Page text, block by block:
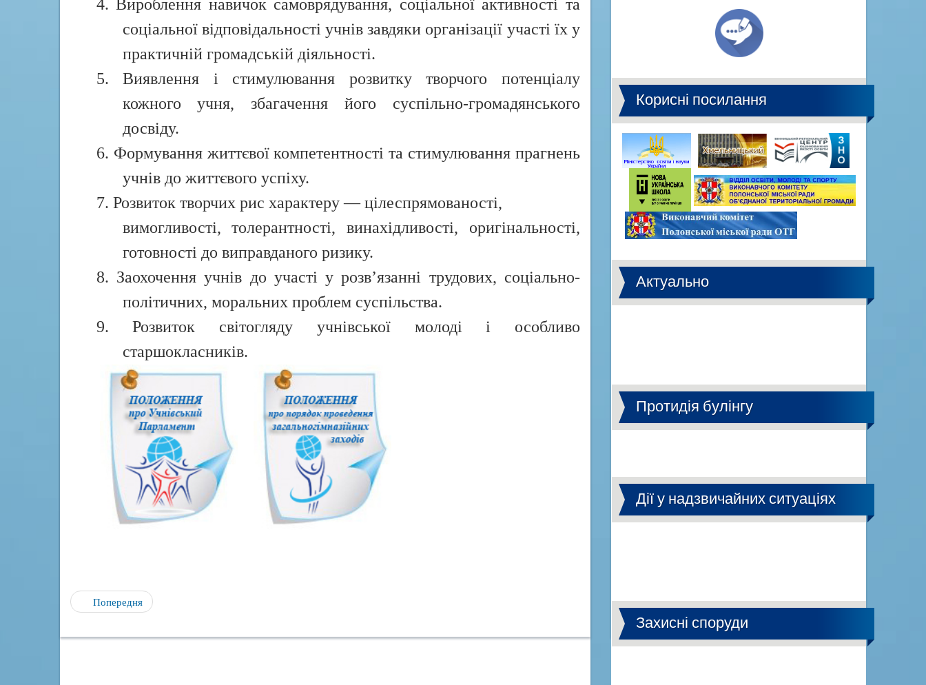
4. Вироблення навичок самоврядування, соціальної активності та
соціальної відповідальності учнів завдяки організації участі їх у
практичній громадській діяльності.
5. Виявлення і стимулювання розвитку творчого потенціалу
кожного учня, збагачення його суспільно-громадянського
досвіду.
6. Формування життєвої компетентності та стимулювання прагнень
учнів до життєвого успіху.
7. Розвиток творчих рис характеру — цілеспрямованості,
вимогливості, толерантності, винахідливості, оригінальності,
готовності до виправданого ризику.
8. Заохочення учнів до участі у розв’язанні трудових, соціально-
політичних, моральних проблем суспільства.
9. Розвиток світогляду учнівської молоді і особливо
старшокласників.
Попередня
Корисні посилання
Актуально
Протидія булінгу
Дії у надзвичайних ситуаціях
Захисні споруди